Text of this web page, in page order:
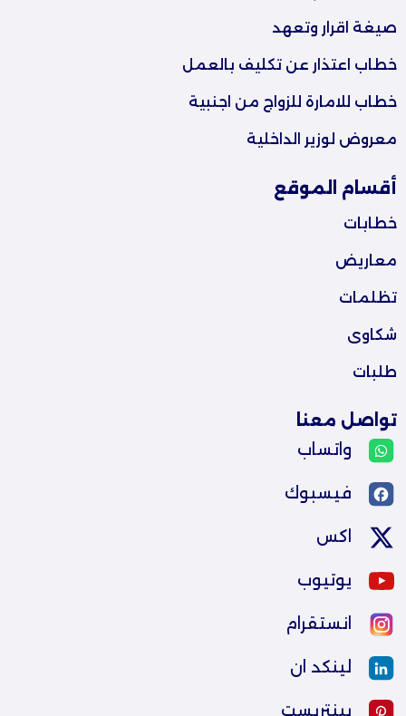
صيغة اقرار وتعهد
خطاب اعتذار عن تكليف بالعمل
خطاب للامارة للزواج من اجنبية
معروض لوزير الداخلية
أقسام الموقع
خطابات
معاريض
تظلمات
شكاوى
طلبات
تواصل معنا
واتساب
فيسبوك
اكس
يوتيوب
انستقرام
لينكد ان
بينتريست